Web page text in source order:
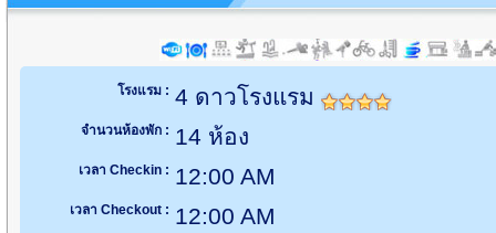
โรงแรม : 4 ดาวโรงแรม
จำนวนห้องพัก : 14 ห้อง
เวลา Checkin : 12:00 AM
เวลา Checkout : 12:00 AM